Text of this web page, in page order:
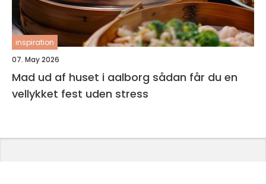
inspiration
07. May 2026
Mad ud af huset i aalborg sådan får du en
vellykket fest uden stress